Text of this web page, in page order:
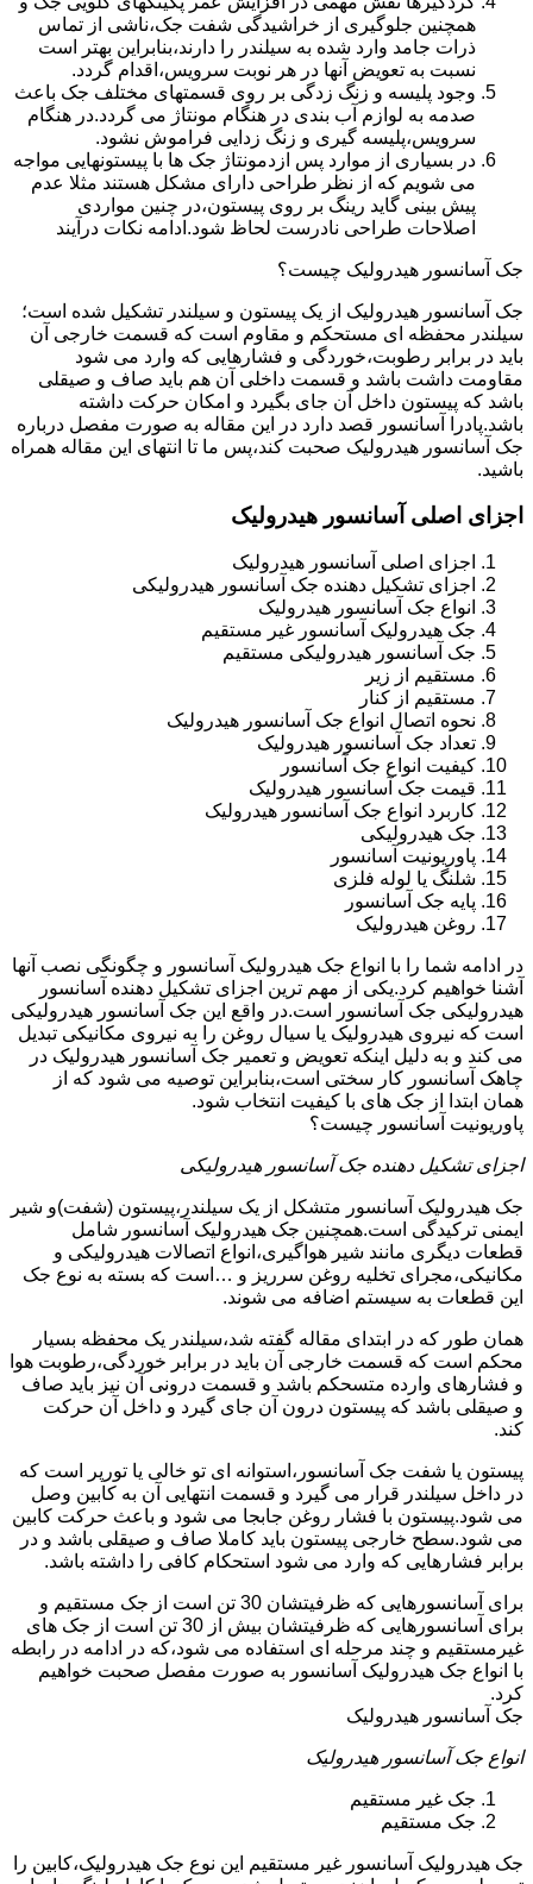
همچنین جلوگیری از خراشیدگی شفت جک،ناشی از تماس
ذرات جامد وارد شده به سیلندر را دارند،بنابراین بهتر است
نسبت به تعویض آنها در هر نوبت سرویس،اقدام گردد.
وجود پلیسه و زنگ زدگی بر روی قسمتهای مختلف جک باعث
صدمه به لوازم آب بندی در هنگام مونتاژ می گردد.در هنگام
سرویس،پلیسه گیری و زنگ زدایی فراموش نشود.
در بسیاری از موارد پس ازدمونتاژ جک ها با پیستونهایی مواجه
می شویم که از نظر طراحی دارای مشکل هستند مثلا عدم
پیش بینی گاید رینگ بر روی پیستون،در چنین مواردی
اصلاحات طراحی نادرست لحاظ شود.ادامه نکات درآیند
جک آسانسور هیدرولیک چیست؟
جک آسانسور هیدرولیک از یک پیستون و سیلندر تشکیل شده است؛
سیلندر محفظه ای مستحکم و مقاوم است که قسمت خارجی آن
باید در برابر رطوبت،خوردگی و فشارهایی که وارد می شود
مقاومت داشت باشد و قسمت داخلی آن هم باید صاف و صیقلی
باشد که پیستون داخل آن جای بگیرد و امکان حرکت داشته
باشد.پادرا آسانسور قصد دارد در این مقاله به صورت مفصل درباره
جک آسانسور هیدرولیک صحبت کند،پس ما تا انتهای این مقاله همراه
باشید.
اجزای اصلی آسانسور هیدرولیک
اجزای اصلی آسانسور هیدرولیک
اجزای تشکیل دهنده جک آسانسور هیدرولیکی
انواع جک آسانسور هیدرولیک
جک هیدرولیک آسانسور غیر مستقیم
جک آسانسور هیدرولیکی مستقیم
مستقیم از زیر
مستقیم از کنار
نحوه اتصال انواع جک آسانسور هیدرولیک
تعداد جک آسانسور هیدرولیک
کیفیت انواع جک آسانسور
قیمت جک آسانسور هیدرولیک
کاربرد انواع جک آسانسور هیدرولیک
جک هیدرولیکی
پاوریونیت آسانسور
شلنگ یا لوله فلزی
پایه جک آسانسور
روغن هیدرولیک
در ادامه شما را با انواع جک هیدرولیک آسانسور و چگونگی نصب آنها
آشنا خواهیم کرد.یکی از مهم ترین اجزای تشکیل دهنده آسانسور
هیدرولیکی جک آسانسور است.در واقع این جک آسانسور هیدرولیکی
است که نیروی هیدرولیک یا سیال روغن را به نیروی مکانیکی تبدیل
می کند و به دلیل اینکه تعویض و تعمیر جک آسانسور هیدرولیک در
چاهک آسانسور کار سختی است،بنابراین توصیه می شود که از
همان ابتدا از جک های با کیفیت انتخاب شود.
پاوریونیت آسانسور چیست؟
اجزای تشکیل دهنده جک آسانسور هیدرولیکی
جک هیدرولیک آسانسور متشکل از یک سیلندر،پیستون (شفت)و شیر
ایمنی ترکیدگی است.همچنین جک هیدرولیک آسانسور شامل
قطعات دیگری مانند شیر هواگیری،انواع اتصالات هیدرولیکی و
مکانیکی،مجرای تخلیه روغن سرریز و …است که بسته به نوع جک
این قطعات به سیستم اضافه می شوند.
همان طور که در ابتدای مقاله گفته شد،سیلندر یک محفظه بسیار
محکم است که قسمت خارجی آن باید در برابر خوردگی،رطوبت هوا
و فشارهای وارده متسحکم باشد و قسمت درونی آن نیز باید صاف
و صیقلی باشد که پیستون درون آن جای گیرد و داخل آن حرکت
کند.
پیستون یا شفت جک آسانسور،استوانه ای تو خالی یا تورپر است که
در داخل سیلندر قرار می گیرد و قسمت انتهایی آن به کابین وصل
می شود.پیستون با فشار روغن جابجا می شود و باعث حرکت کابین
می شود.سطح خارجی پیستون باید کاملا صاف و صیقلی باشد و در
برابر فشارهایی که وارد می شود استحکام کافی را داشته باشد.
برای آسانسورهایی که ظرفیتشان 30 تن است از جک مستقیم و
برای آسانسورهایی که ظرفیتشان بیش از 30 تن است از جک های
غیرمستقیم و چند مرحله ای استفاده می شود،که در ادامه در رابطه
با انواع جک هیدرولیک آسانسور به صورت مفصل صحبت خواهیم
کرد.
جک آسانسور هیدرولیک
انواع جک آسانسور هیدرولیک
جک غیر مستقیم
جک مستقیم
جک هیدرولیک آسانسور غیر مستقیم این نوع جک هیدرولیک،کابین را